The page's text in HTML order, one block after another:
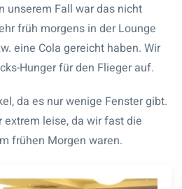
unserem Fall war das nicht
früh morgens in der Lounge
eine Cola gereicht haben. Wir
Hunger für den Flieger auf.
da es nur wenige Fenster gibt.
extrem leise, da wir fast die
frühen Morgen waren.